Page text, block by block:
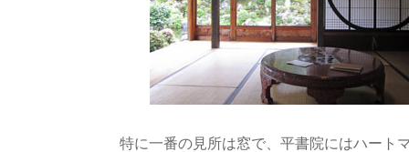
特に一番の見所は窓で、平書院にはハート